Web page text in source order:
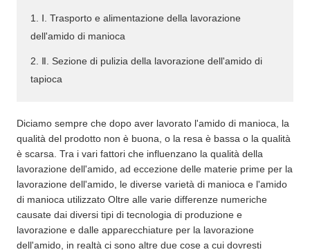
1. Ⅰ. Trasporto e alimentazione della lavorazione
dell'amido di manioca
2. Ⅱ. Sezione di pulizia della lavorazione dell'amido di
tapioca
Diciamo sempre che dopo aver lavorato l'amido di manioca, la
qualità del prodotto non è buona, o la resa è bassa o la qualità
è scarsa. Tra i vari fattori che influenzano la qualità della
lavorazione dell'amido, ad eccezione delle materie prime per la
lavorazione dell'amido, le diverse varietà di manioca e l'amido
di manioca utilizzato Oltre alle varie differenze numeriche
causate dai diversi tipi di tecnologia di produzione e
lavorazione e dalle apparecchiature per la lavorazione
dell'amido, in realtà ci sono altre due cose a cui dovresti